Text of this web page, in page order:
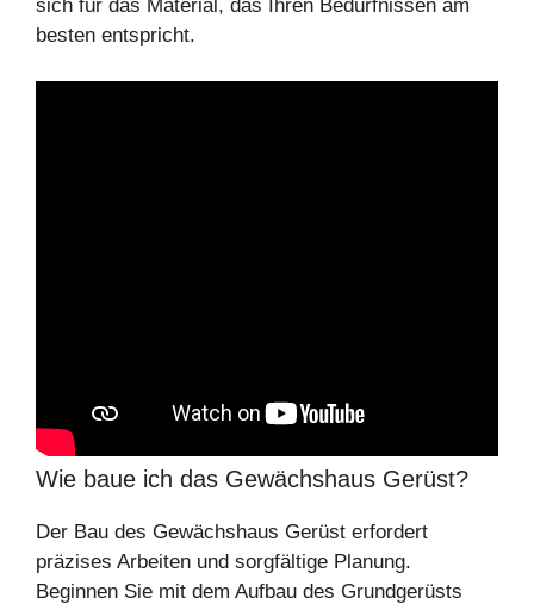
sich für das Material, das Ihren Bedürfnissen am
besten entspricht.
Wie baue ich das Gewächshaus Gerüst?
Der Bau des Gewächshaus Gerüst erfordert
präzises Arbeiten und sorgfältige Planung.
Beginnen Sie mit dem Aufbau des Grundgerüsts